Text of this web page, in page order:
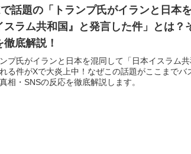
話題の「トランプ氏がイランと日本
スラム共和国』と発言した件」とは？
徹底解説！
プ氏がイランと日本を混同して「日本イスラム
る件がXで大炎上中！なぜこの話題がここまでバ
相・SNSの反応を徹底解説します。